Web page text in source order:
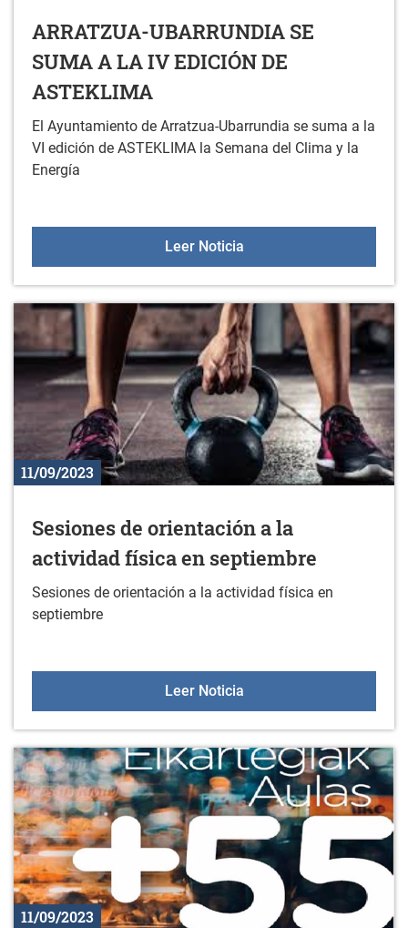
ARRATZUA-UBARRUNDIA SE
SUMA A LA IV EDICIÓN DE
ASTEKLIMA
El Ayuntamiento de Arratzua-Ubarrundia se suma a la
VI edición de ASTEKLIMA la Semana del Clima y la
Energía
Leer NoticiaARRATZUA-
11/09/2023
Sesiones de orientación a la
actividad física en septiembre
Sesiones de orientación a la actividad física en
septiembre
Leer NoticiaSesiones de orientación
11/09/2023